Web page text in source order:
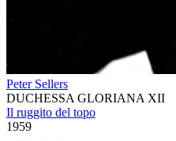
Peter Sellers
DUCHESSA GLORIANA XII
Il ruggito del topo
1959